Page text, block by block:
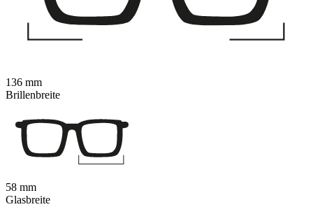
136 mm
Brillenbreite
58 mm
Glasbreite